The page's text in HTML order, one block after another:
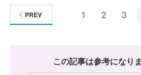
1 2 3
PREV
この記事は参考になり